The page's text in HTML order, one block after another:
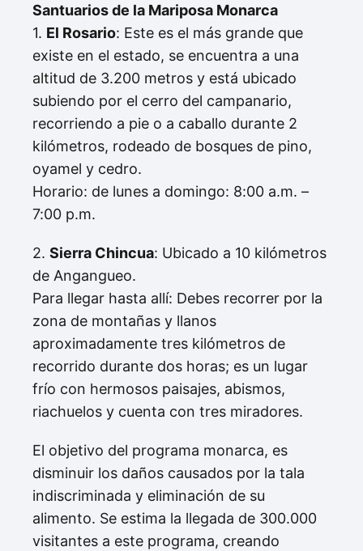
Santuarios de la Mariposa Monarca
1. El Rosario: Este es el más grande que
existe en el estado, se encuentra a una
altitud de 3.200 metros y está ubicado
subiendo por el cerro del campanario,
recorriendo a pie o a caballo durante 2
kilómetros, rodeado de bosques de pino,
oyamel y cedro.
Horario: de lunes a domingo: 8:00 a.m. –
7:00 p.m.
2. Sierra Chincua: Ubicado a 10 kilómetros
de Angangueo.
Para llegar hasta allí: Debes recorrer por la
zona de montañas y llanos
aproximadamente tres kilómetros de
recorrido durante dos horas; es un lugar
frío con hermosos paisajes, abismos,
riachuelos y cuenta con tres miradores.
El objetivo del programa monarca, es
disminuir los daños causados por la tala
indiscriminada y eliminación de su
alimento. Se estima la llegada de 300.000
visitantes a este programa, creando